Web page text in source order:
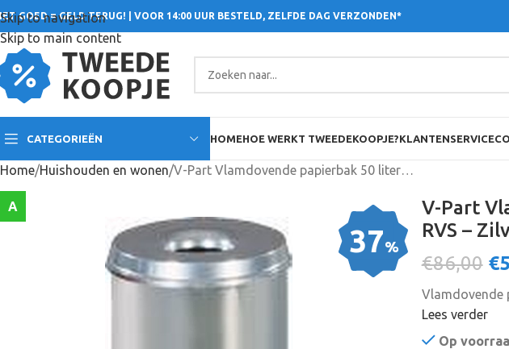
Skip to navigation
Skip to main content
GOED = GELD TERUG! | VOOR 14:00 UUR BESTELD, ZELFDE DAG VERZONDEN*
CATEGORIEËN HOMEHOE WERKT TWEEDEKOOPJE?KLANTENSERVICE
Home Huishouden en wonen V-Part Vlamdovende papierbak 50 liter – RVS – Zilver
A
37%
V-Part
RVS –
€86,00 €
Vlamdovende
Lees verder
Op